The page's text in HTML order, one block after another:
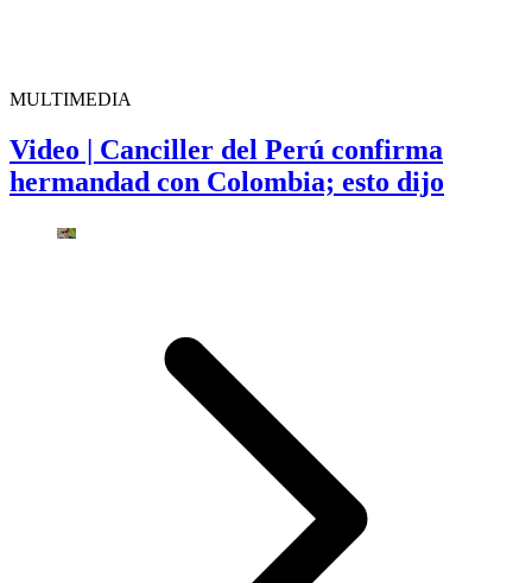
MULTIMEDIA
Video | Canciller del Perú confirma
hermandad con Colombia; esto dijo